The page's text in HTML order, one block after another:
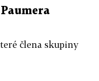
člena skupiny